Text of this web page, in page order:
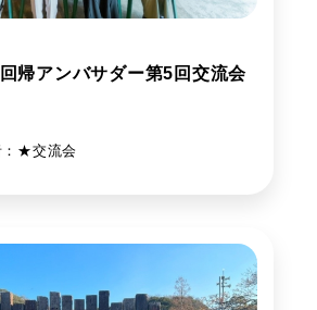
帰アンバサダー第5回交流会
：★交流会